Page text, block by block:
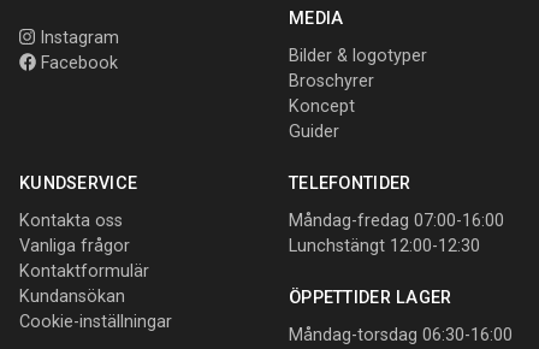
Instagram
Facebook
MEDIA
Bilder & logotyper
Broschyrer
Koncept
Guider
KUNDSERVICE
Kontakta oss
Vanliga frågor
Kontaktformulär
Kundansökan
Cookie-inställningar
TELEFONTIDER
Måndag-fredag 07:00-16:00
Lunchstängt 12:00-12:30
ÖPPETTIDER LAGER
Måndag-torsdag 06:30-16:00